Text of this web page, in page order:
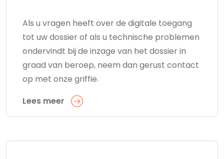
Als u vragen heeft over de digitale toegang
tot uw dossier of als u technische problemen
ondervindt bij de inzage van het dossier in
graad van beroep, neem dan gerust contact
op met onze griffie.
Lees meer